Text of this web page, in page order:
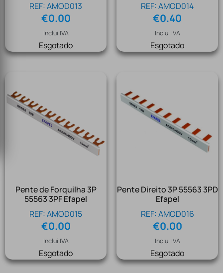
REF: AMOD013
€0.00
Inclui IVA
Esgotado
REF: AMOD014
€0.40
Inclui IVA
Esgotado
Pente de Forquilha 3P
55563 3PF Efapel
REF: AMOD015
€0.00
Inclui IVA
Esgotado
Pente Direito 3P 55563 3PD
Efapel
REF: AMOD016
€0.00
Inclui IVA
Esgotado